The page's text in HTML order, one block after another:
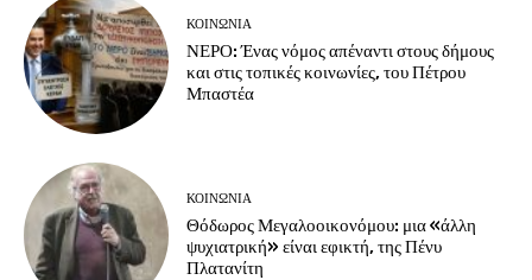
ΚΟΙΝΩΝΙΑ
ΝΕΡΟ: Ένας νόμος απέναντι στους δήμους
και στις τοπικές κοινωνίες, του Πέτρου
Μπαστέα
ΚΟΙΝΩΝΙΑ
Θόδωρος Μεγαλοοικονόμου: μια «άλλη
ψυχιατρική» είναι εφικτή, της Πένυ
Πλατανίτη